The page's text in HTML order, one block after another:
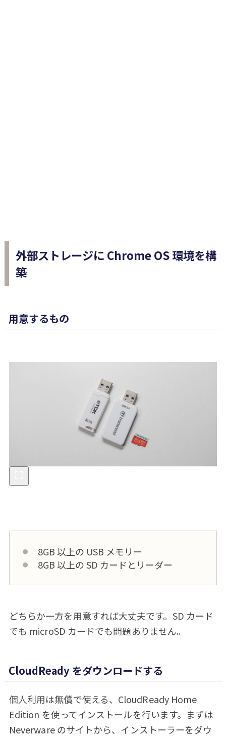
外部ストレージに Chrome OS 環境を構
築
用意するもの
8GB 以上の USB メモリー
8GB 以上の SD カードとリーダー
どちらか一方を用意すれば大丈夫です。SD カード
でも microSD カードでも問題ありません。
CloudReady をダウンロードする
個人利用は無償で使える、CloudReady Home
Edition を使ってインストールを行います。まずは
Neverware のサイトから、インストーラーをダウ